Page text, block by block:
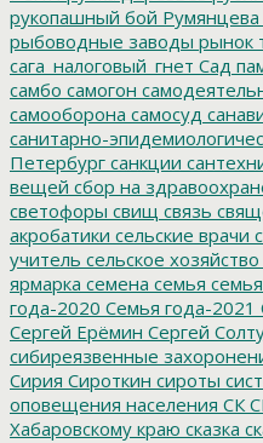
рукопашный бой Румянцева
рыбоводные заводы рынок
сага_налоговый_гнет Сад
самбо самогон
самооборона самосуд
санитарно-
Петербург санкции
вещей сбор на
светофоры свищ связь
акробатики сельские врачи
учитель сельское хозяйство
ярмарка семена семья
года-2020 Семья года-2021
Сергей Ерёмин Сергей
сибиреязвенные
Сирия Сироткин сироты
оповещения населения СК
Хабаровскому краю сказка